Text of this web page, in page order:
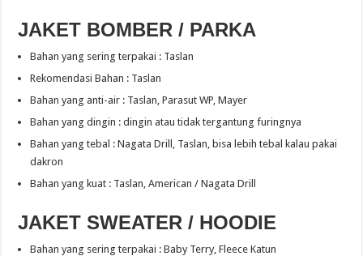
JAKET BOMBER / PARKA
Bahan yang sering terpakai : Taslan
Rekomendasi Bahan : Taslan
Bahan yang anti-air : Taslan, Parasut WP, Mayer
Bahan yang dingin : dingin atau tidak tergantung furingnya
Bahan yang tebal : Nagata Drill, Taslan, bisa lebih tebal kalau pakai
dakron
Bahan yang kuat : Taslan, American / Nagata Drill
JAKET SWEATER / HOODIE
Bahan yang sering terpakai : Baby Terry, Fleece Katun